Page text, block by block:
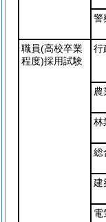
警
職員(高校卒業
程度)採用試験
行
農
林
総
建
電